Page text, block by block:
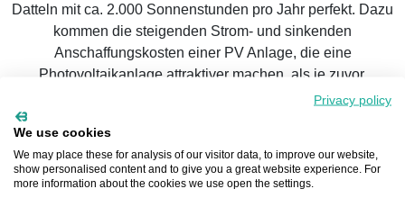
Datteln mit ca. 2.000 Sonnenstunden pro Jahr perfekt. Dazu
kommen die steigenden Strom- und sinkenden
Anschaffungskosten einer PV Anlage, die eine
Photovoltaikanlage attraktiver machen, als je zuvor.
Egal ob Eigenheimbesitzer einer bestehenden Immobilie, einer
Dachsanierung oder Neubau mit dem Rundum-Sorglos-Paket
von Genialsolar sind Sie immer auf der richtigen Seite.
Unser geschultes Team in Datteln steht Ihnen gerne mit Rat
Privacy policy
We use cookies
We may place these for analysis of our visitor data, to improve our website,
show personalised content and to give you a great website experience. For
more information about the cookies we use open the settings.